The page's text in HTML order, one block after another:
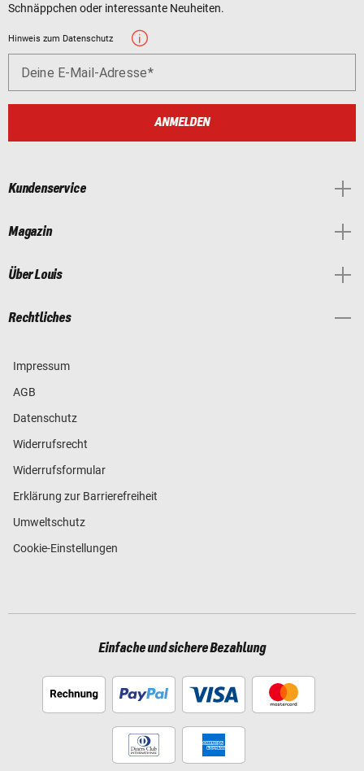
Schnäppchen oder interessante Neuheiten.
Hinweis zum Datenschutz
Deine E-Mail-Adresse
ANMELDEN
Kundenservice
Magazin
Über Louis
Rechtliches
Impressum
AGB
Datenschutz
Widerrufsrecht
Widerrufsformular
Erklärung zur Barrierefreiheit
Umweltschutz
Cookie-Einstellungen
Einfache und sichere Bezahlung